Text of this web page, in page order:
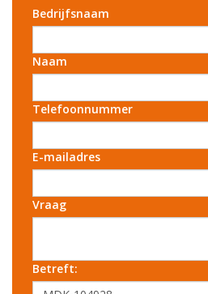
Bedrijfsnaam
Naam
Telefoonnummer
E-mailadres
Vraag
Betreft: